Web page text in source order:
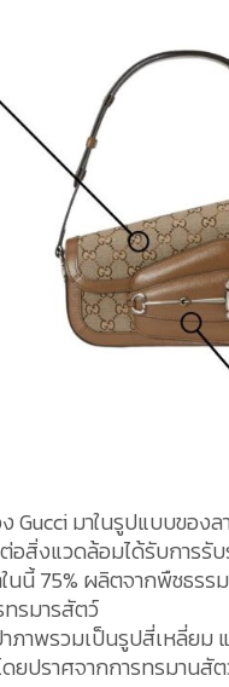
Gucci มาในรูปแบบของ
สิ่งแวดล้อมได้รับการรั
นนี้ 75% ผลิตจากพืชธร
รมารสัตว์
ภาพรวมเป็นรูปสี่เหลี่ยม
ยปราศจากการทรมานสั